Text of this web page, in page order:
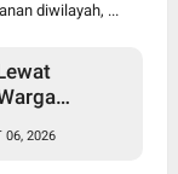
diwilayah, ...
Asahan
06, 2026